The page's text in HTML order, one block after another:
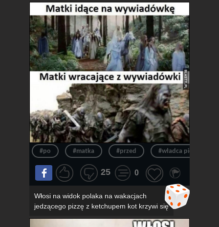
#po #matka #przed #władca pierścieni
25 0
Włosi na widok polaka na wakacjach
jedzącego pizzę z ketchupem kot krzywi się